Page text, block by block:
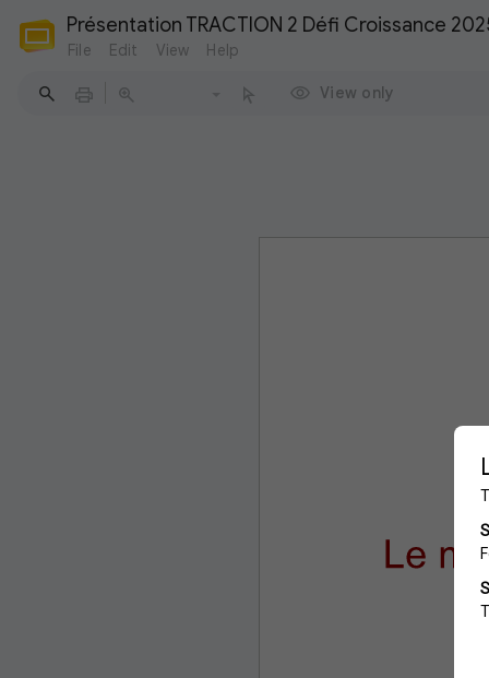
Présentation TRACTION 2 Défi Croissance
File Edit View Help
View only